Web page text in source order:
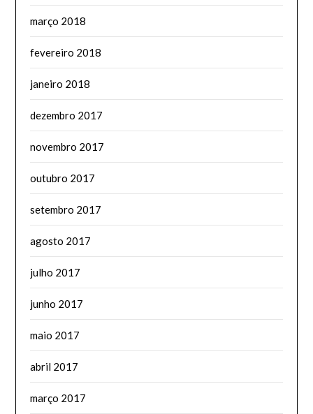
março 2018
fevereiro 2018
janeiro 2018
dezembro 2017
novembro 2017
outubro 2017
setembro 2017
agosto 2017
julho 2017
junho 2017
maio 2017
abril 2017
março 2017